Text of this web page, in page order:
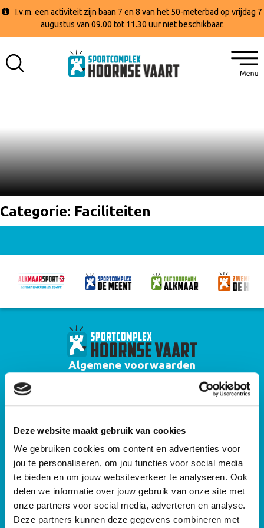
Deze website maakt gebruik van cookies
We gebruiken cookies om content en advertenties voor
jou te personaliseren, om jou functies voor social media
te bieden en om jouw websiteverkeer te analyseren. Ook
delen we informatie over jouw gebruik van onze site met
onze partners voor social media, adverteren en analyse.
Deze partners kunnen deze gegevens combineren met
I.v.m. een activiteit zijn baan 7 en 8 van het 50-meterbad op vrijdag 7
augustus van 09.00 tot 11.30 uur niet beschikbaar.
Categorie: Faciliteiten
Algemene voorwaarden
Privacyverklaring
Algemene voorwaarden gebruik sportaccommodaties Alkmaar Sport
Algemene huisregels sportaccommodaties Alkmaar Sport
Cameraprotocol